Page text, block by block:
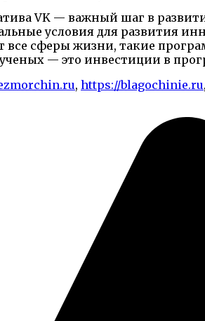
VK — важный шаг в
условия для развития
сферы жизни, такие
— это инвестиции в
, https://blagochinie.ru,